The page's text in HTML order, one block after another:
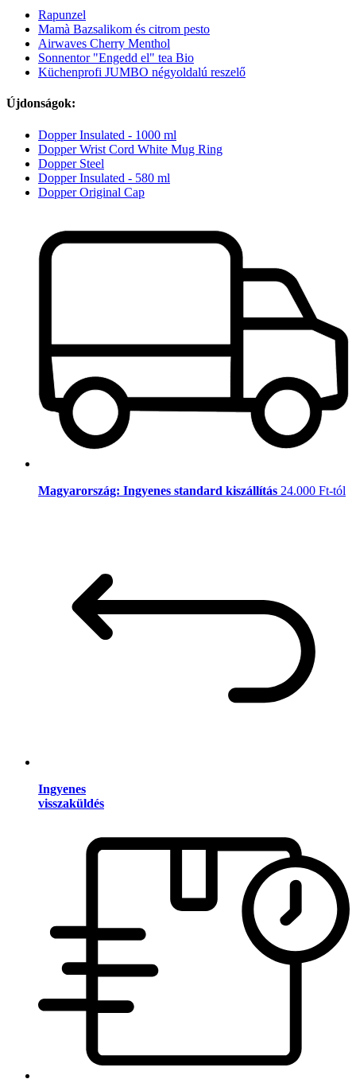
Rapunzel
Mamà Bazsalikom és citrom pesto
Airwaves Cherry Menthol
Sonnentor "Engedd el" tea Bio
Küchenprofi JUMBO négyoldalú reszelő
Újdonságok:
Dopper Insulated - 1000 ml
Dopper Wrist Cord White Mug Ring
Dopper Steel
Dopper Insulated - 580 ml
Dopper Original Cap
Magyarország: Ingyenes standard kiszállítás 24.000 Ft-tól
Ingyenes
visszaküldés